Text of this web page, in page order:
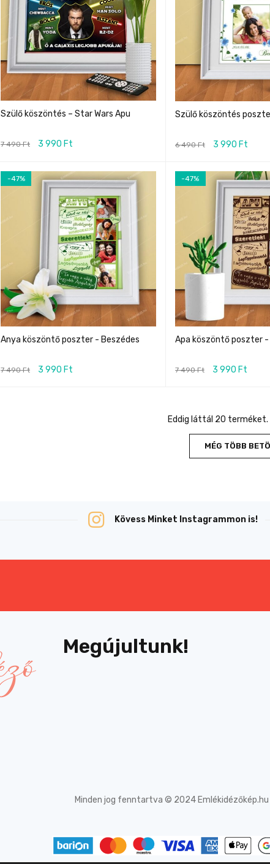
Szülő köszöntés – Star Wars Apu
7 490Ft 3 990 Ft
Szülő köszöntés
6 490Ft 3 990 Ft
-47%
Anya köszöntő poszter - Beszédes
7 490Ft 3 990 Ft
-47%
Apa köszöntő poszter -
7 490Ft 3 990 Ft
Eddig láttál 20 terméket.
MÉG TÖBB
Kövess Minket Instagrammon is!
Megújultunk!
Minden jog fenntartva © 2024 Emlékidézőkép.hu